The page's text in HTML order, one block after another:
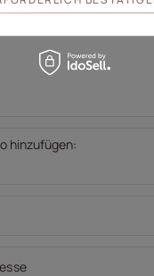
hinzufügen: